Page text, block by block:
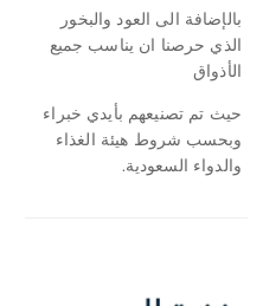
بالإضافة الى العود والبخور
الذي حرصنا ان يناسب جميع
الأذواق
حيث تم تصنيعهم بأيدي خبراء
وبحسب شروط هيئة الغذاء
والدواء السعودية.